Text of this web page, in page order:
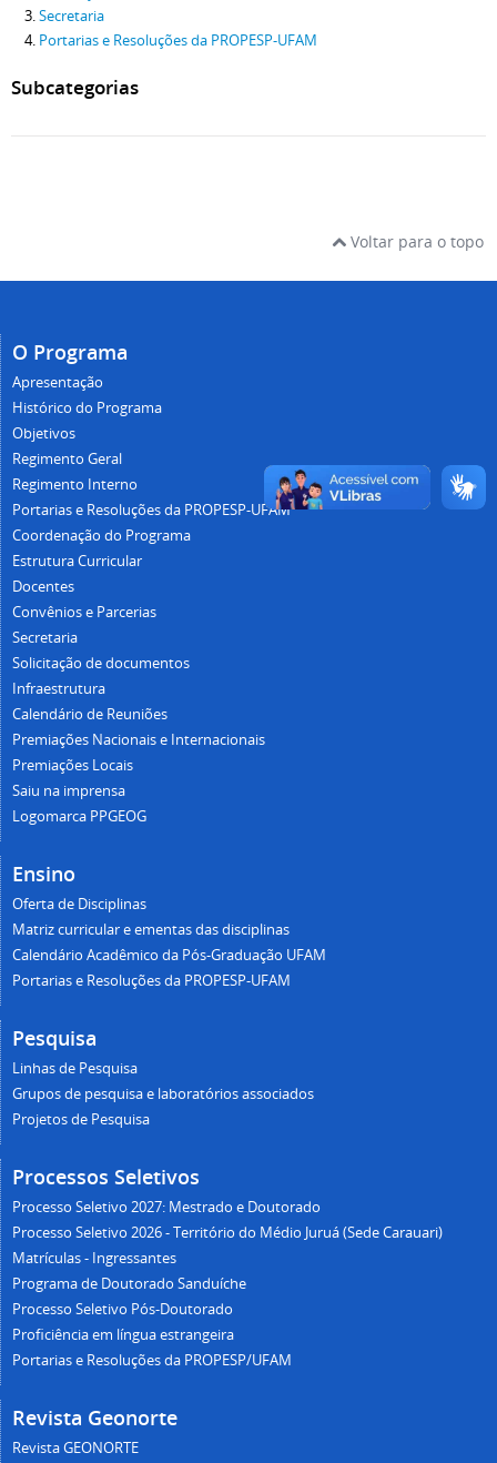
Secretaria
Portarias e Resoluções da PROPESP-UFAM
Subcategorias
Voltar para o topo
O Programa
Apresentação
Histórico do Programa
Objetivos
Regimento Geral
Regimento Interno
Portarias e Resoluções da PROPESP-UFAM
Coordenação do Programa
Estrutura Curricular
Docentes
Convênios e Parcerias
Secretaria
Solicitação de documentos
Infraestrutura
Calendário de Reuniões
Premiações Nacionais e Internacionais
Premiações Locais
Saiu na imprensa
Logomarca PPGEOG
Ensino
Oferta de Disciplinas
Matriz curricular e ementas das disciplinas
Calendário Acadêmico da Pós-Graduação UFAM
Portarias e Resoluções da PROPESP-UFAM
Pesquisa
Linhas de Pesquisa
Grupos de pesquisa e laboratórios associados
Projetos de Pesquisa
Processos Seletivos
Processo Seletivo 2027: Mestrado e Doutorado
Processo Seletivo 2026 - Território do Médio Juruá (Sede Carauari)
Matrículas - Ingressantes
Programa de Doutorado Sanduíche
Processo Seletivo Pós-Doutorado
Proficiência em língua estrangeira
Portarias e Resoluções da PROPESP/UFAM
Revista Geonorte
Revista GEONORTE